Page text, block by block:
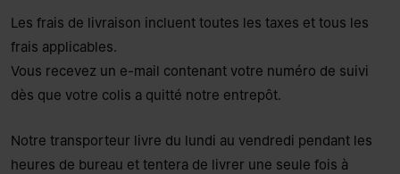
Les frais de livraison incluent toutes les taxes et tous les
frais applicables.
Vous recevez un e-mail contenant votre numéro de suivi
dès que votre colis a quitté notre entrepôt.
Notre transporteur livre du lundi au vendredi pendant les
heures de bureau et tentera de livrer une seule fois à